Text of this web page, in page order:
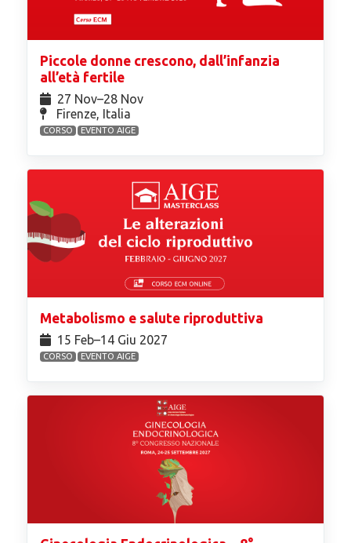
Piccole donne crescono, dall’infanzia
all’età fertile
27 Nov⁠–28 Nov
Firenze, Italia
CORSO EVENTO AIGE
Metabolismo e salute riproduttiva
15 Feb⁠–14 Giu 2027
CORSO EVENTO AIGE